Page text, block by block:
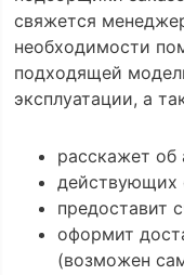
свяжется
необходимости
подходящей
эксплуатации, а
расскажет об
действующих
предоставит
оформит
(возможен